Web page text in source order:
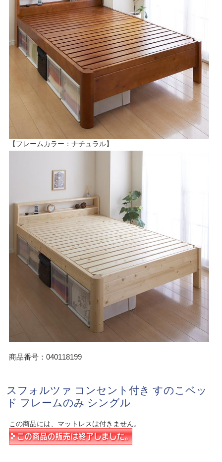
【フレームカラー：ナチュラル】
商品番号：040118199
スフォルツァ コンセント付き すのこベッ
ド フレームのみ シングル
この商品には、マットレスは付きません。